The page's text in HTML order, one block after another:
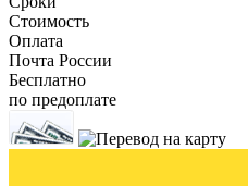
Стоимость
Оплата
Почта России
Бесплатно
по предоплате